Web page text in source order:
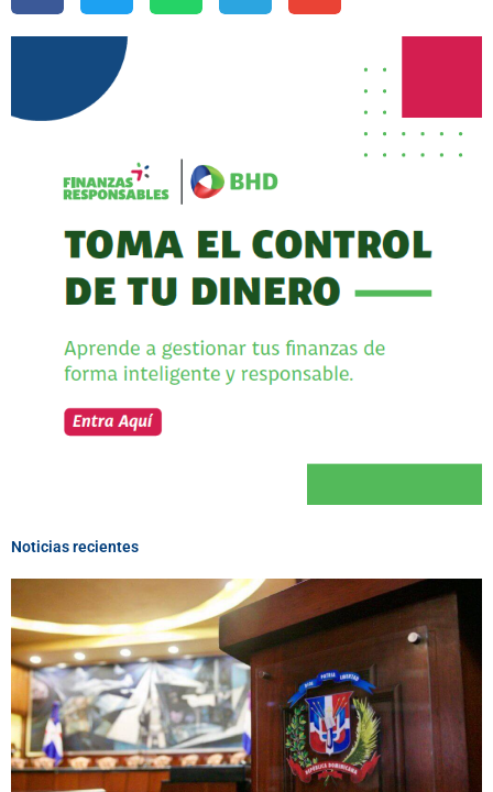
Noticias recientes